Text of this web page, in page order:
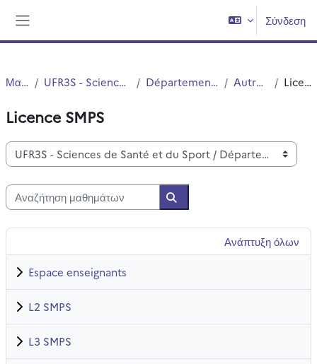
Σύνδεση
Μαθήματα UFR3S - Sciences de Santé et du Sport Département UFR3S - Pharmacie Autres Diplômes Licence SMPS
Licence SMPS
Κατηγορίες μαθημάτων
Αναζήτηση μαθημάτων
Αναζήτηση μαθημάτων
Ανάπτυξη όλων
Espace enseignants
L2 SMPS
L3 SMPS